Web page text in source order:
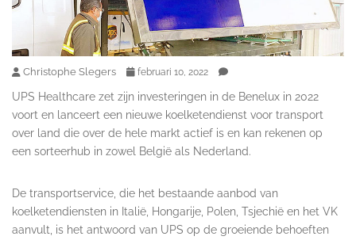
Christophe Slegers februari 10, 2022
UPS Healthcare zet zijn investeringen in de Benelux in 2022
voort en lanceert een nieuwe koelketendienst voor transport
over land die over de hele markt actief is en kan rekenen op
een sorteerhub in zowel België als Nederland.
De transportservice, die het bestaande aanbod van
koelketendiensten in Italië, Hongarije, Polen, Tsjechië en het VK
aanvult, is het antwoord van UPS op de groeiende behoeften